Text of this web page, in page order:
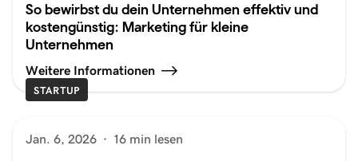
So bewirbst du dein Unternehmen effektiv und
kostengünstig: Marketing für kleine
Unternehmen
Weitere Informationen
STARTUP
Jan. 6, 2026 · 16 min lesen